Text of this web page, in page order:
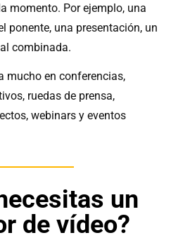
momento. Por ejemplo, una
ponente, una presentación, un
combinada.
mucho en conferencias,
ruedas de prensa,
webinars y eventos
un
de vídeo?